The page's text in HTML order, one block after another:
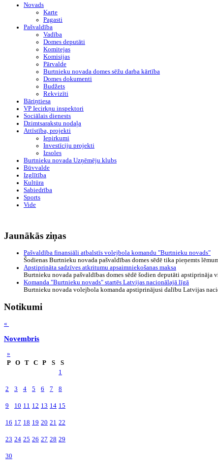
Novads
Karte
Pagasti
Pašvaldība
Vadība
Domes deputāti
Komitejas
Komisijas
Pārvalde
Burtnieku novada domes sēžu darba kārtība
Domes dokumenti
Budžets
Rekvizīti
Bāriņtiesa
VP Iecirkņu inspektori
Sociālais dienests
Dzimtsarakstu nodaļa
Attīstība, projekti
Iepirkumi
Investīciju projekti
Izsoles
Burtnieku novada Uzņēmēju klubs
Būvvalde
Izglītība
Kultūra
Sabiedrība
Sports
Vide
Jaunākās ziņas
Pašvaldība finansiāli atbalstīs volejbola komandu "Burtnieku novads"
Šodienas Burtnieku novada pašvaldības domes sēdē tika pieņemts
Apstiprināta sadzīves atkritumu apsaimniekošanas maksa
Burtnieku novada pašvaldības domes sēdē šodien deputāti apstiprināja
Komanda "Burtnieku novads" startēs Latvijas nacionālajā līgā
Burtnieku novada volejbola komanda apstiprinājusi dalību Latvijas
Notikumi
«
Novembris
»
P
O T C P S
S
1
2 3 4 5 6 7 8
9 10 11 12 13 14 15
16 17 18 19 20 21 22
23 24 25 26 27 28 29
30